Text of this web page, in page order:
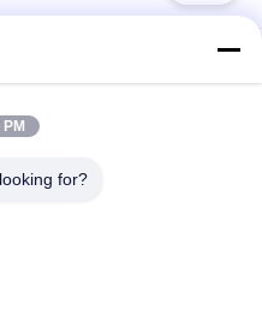
luchtopschorting
BMW-de Delen van
for?